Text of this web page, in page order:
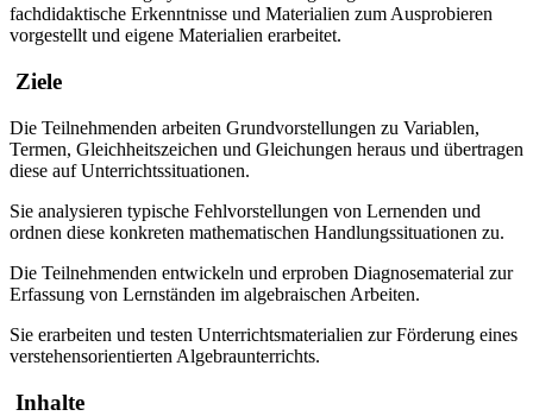
fachdidaktische Erkenntnisse und Materialien zum Ausprobieren
vorgestellt und eigene Materialien erarbeitet.
Ziele
Die Teilnehmenden arbeiten Grundvorstellungen zu Variablen,
Termen, Gleichheitszeichen und Gleichungen heraus und übertragen
diese auf Unterrichtssituationen.
Sie analysieren typische Fehlvorstellungen von Lernenden und
ordnen diese konkreten mathematischen Handlungssituationen zu.
Die Teilnehmenden entwickeln und erproben Diagnosematerial zur
Erfassung von Lernständen im algebraischen Arbeiten.
Sie erarbeiten und testen Unterrichtsmaterialien zur Förderung eines
verstehensorientierten Algebraunterrichts.
Inhalte